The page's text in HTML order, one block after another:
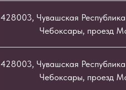
428003, Чувашская
Чебоксары, проезд
428003, Чувашская
Чебоксары, проезд